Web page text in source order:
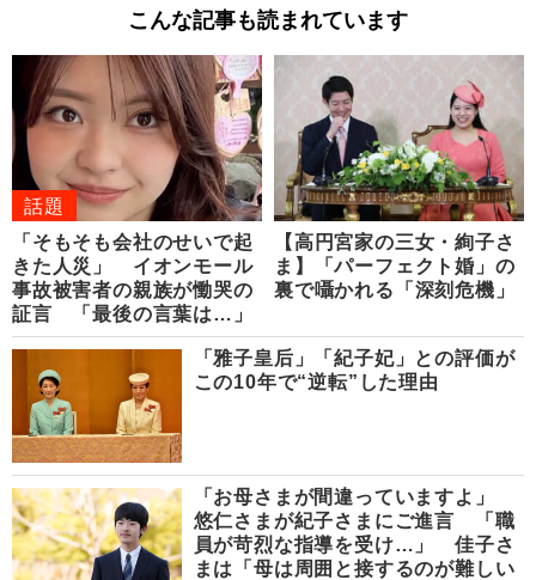
こんな記事も読まれています
話題
「そもそも会社のせいで起
きた人災」 イオンモール
事故被害者の親族が慟哭の
証言 「最後の言葉は…」
【高円宮家の三女・絢子さ
ま】「パーフェクト婚」の
裏で囁かれる「深刻危機」
「雅子皇后」「紀子妃」との評価が
この10年で“逆転”した理由
「お母さまが間違っていますよ」
悠仁さまが紀子さまにご進言 「職
員が苛烈な指導を受け…」 佳子さ
まは「母は周囲と接するのが難しい